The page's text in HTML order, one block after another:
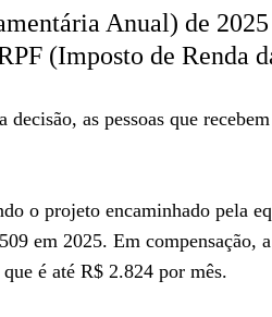
Anual) de
(Imposto de Renda
decisão, as pessoas que
o projeto encaminhado pela
em 2025. Em compensação,
é até R$ 2.824 por mês.